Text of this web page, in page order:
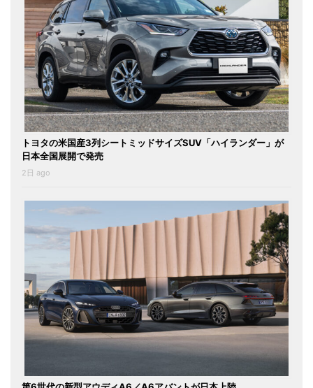
トヨタの米国産3列シートミッドサイズSUV「ハイランダー」が
日本全国展開で発売
2日 ago